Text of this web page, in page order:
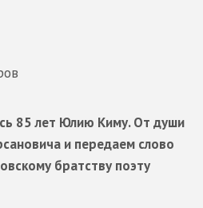
85 лет Юлию Киму. От души
и передаем слово
братству поэту